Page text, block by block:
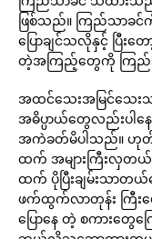
ဖြစ်သည်။ ကြည်သာခ
ပြောချင်သလိုနှင့် ပြီ
တဲ့အကြည့်တွေကို ကြည်
အထင်သေးအမြင်သေ
အဓိပ္ပာယ်တွေလည်းပါန
အကဲခတ်မိပါသည်။
ထက် အများကြီးလှတယ်
ထက် ပိုပြီးချမ်းသာတ
ဖက်ထွက်လာတုန်း ကြီးမ
ပြောနေ တဲ့ စကားတွေ